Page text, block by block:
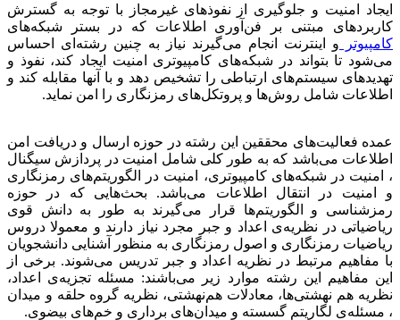
ایجاد امنیت و جلوگیری از نفوذهای غیرمجاز با توجه به گسترش
کاربردهای مبتنی بر فن‌آوری اطلاعات که در بستر شبکه‌های
کامپیوتر و اینترنت انجام می‌گیرند نیاز به چنین رشته‌ای احساس
می‌شود تا بتواند در شبکه‌های کامپیوتری امنیت ایجاد کند، نفوذ و
تهدیدهای سیستم‌های ارتباطی را تشخیص دهد و با آنها مقابله کند و
اطلاعات شامل روش‌ها و پروتکل‌های رمزنگاری را امن نماید.
عمده فعالیت‌های محققین این رشته در حوزه ارسال و دریافت امن
اطلاعات می‌باشد که به طور کلی شامل امنیت در پردازش سیگنال
، امنیت در شبکه‌های کامپیوتری، امنیت در الگوریتم‌های رمزنگاری
و امنیت در انتقال اطلاعات می‌باشد. بحث‌هایی که در حوزه
رمزشناسی و الگوریتم‌ها قرار می‌گیرند به طور به دانش قوی
ریاضیاتی در نظریه‌ی اعداد و جبر مجرد نیاز دارند و معمولا دروس
ریاضیات رمزنگاری و اصول رمزنگاری به منظور آشنایی دانشجویان
با مفاهیم مرتبط در نظریه اعداد و جبر تدریس می‌شوند. برخی از
این مفاهیم این رشته موارد زیر می‌باشند: مسئله تجزیه‌ی اعداد،
نظریه هم نهشتی‌ها، معادلات هم‌نهشتی، نظریه گروه حلقه و میدان
، مسئله‌ی لگاریتم گسسته و میدان‌های برداری و خم‌های بیضوی.